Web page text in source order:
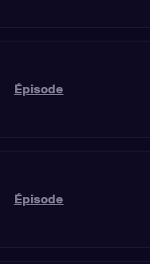
Épisode
Épisode